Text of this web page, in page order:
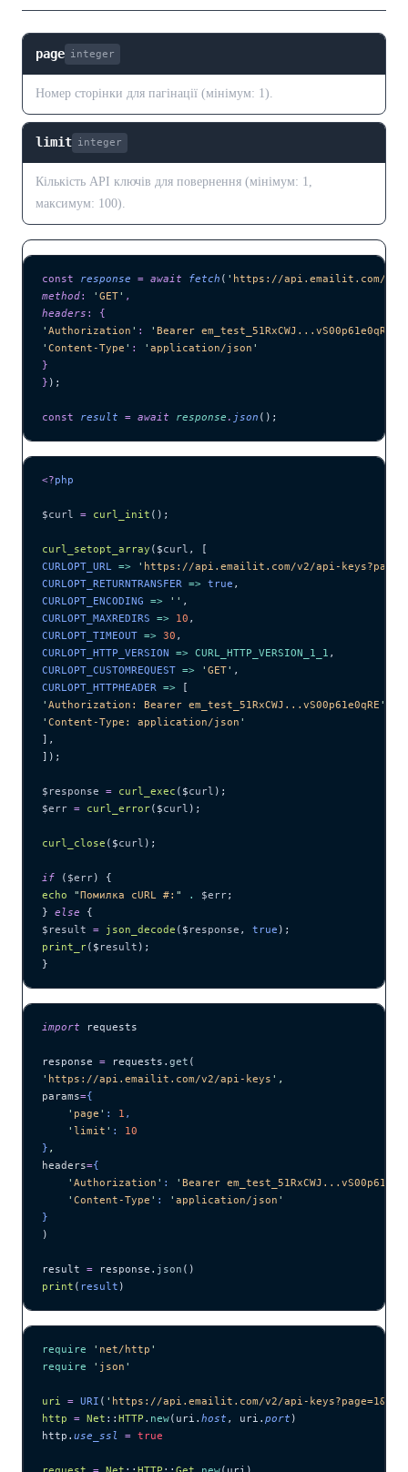
page integer
Номер сторінки для пагінації (мінімум: 1).
limit integer
Кількість API ключів для повернення (мінімум: 1,
максимум: 100).
const response = await fetch ( ' https://api.emailit.com/v2/
method: ' GET' ,
headers :
{
' Authorization ' : ' Bearer em_test_51RxCWJ...vS00p61e0qRE
' Content-Type ' : ' application/json '
}
} );
const result = await response . json ();
<?php
$curl = curl_init ();
curl_setopt_array ($curl ,
[
CURLOPT_URL => ' https://api.emailit.com/v2/api-
CURLOPT_RETURNTRANSFER => true ,
CURLOPT_ENCODING => '' ,
CURLOPT_MAXREDIRS => 10 ,
CURLOPT_TIMEOUT => 30 ,
CURLOPT_HTTP_VERSION => CURL_HTTP_VERSION_1_1 ,
CURLOPT_CUSTOMREQUEST => ' GET' ,
CURLOPT_HTTPHEADER => [
' Authorization: Bearer em_test_51RxCWJ...vS00p61e0qRE '
' Content-Type: application/json '
],
]);
$response = curl_exec ($curl );
$err = curl_error($curl );
curl_close ($curl );
if ( $err) {
echo "Помилка cURL #: " . $err;
} else {
$result = json_decode ($ response , true );
print_r($ result );
}
import requests
response = requests. get (
' https://api.emailit.com/v2/api-keys ' ,
params={
    '
page ' : 1 ,
    '
limit ' : 10
} ,
headers={
    '
Authorization ' : ' Bearer
    '
Content-Type ' : ' application/json '
}
)
result = response. json ()
print ( result )
require ' net/http '
require ' json '
uri = URI ( ' https://api.emailit.com/v2/api-
http = Net :: HTTP . new(uri. host , uri. port )
http. use_ssl = true